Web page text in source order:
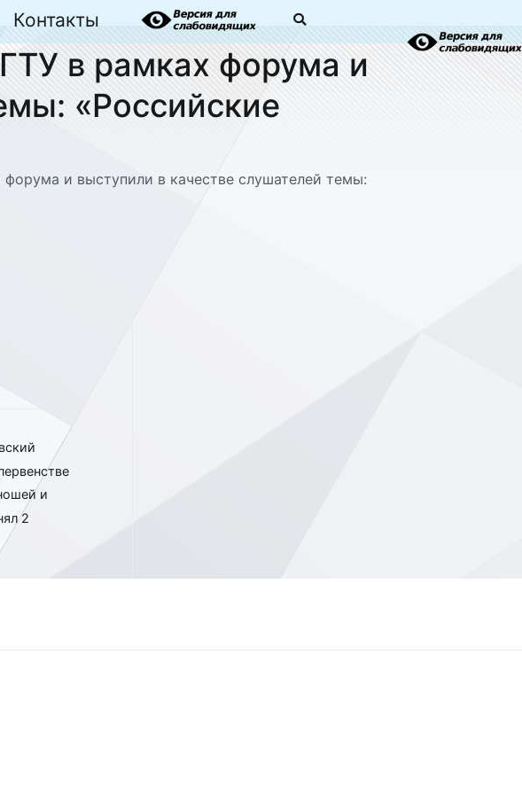
Контакты
в рамках форума и
«Российские
и выступили в качестве слушателей темы:
и
2